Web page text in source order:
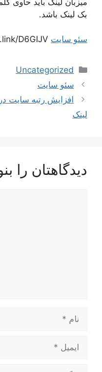
بک لینک باشد.
سئو سایت
دسته‌ها
Uncategorized
ناوبری
نوشته‌ها
سئو سایت
افزایش رتبه سایت
لینک
دیدگاهتان را
ایمیل
وبگاه